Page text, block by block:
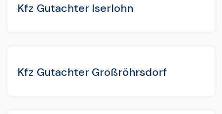
Kfz Gutachter Iserlohn
Kfz Gutachter Großröhrsdorf